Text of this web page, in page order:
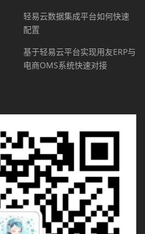
轻易云数据集成平台如何快速
配置
基于轻易云平台实现用友ERP与
电商OMS系统快速对接